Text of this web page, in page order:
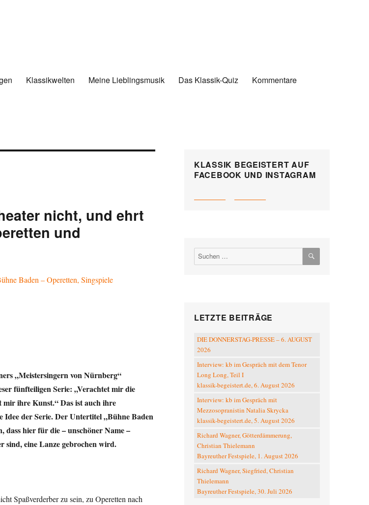
Klassikwelten Meine Lieblingsmusik Das Klassik-Quiz
Kommentare
nicht, und ehrt
und
„Meistersingern von Nürnberg“
fünfteiligen Serie: „Verachtet mir die
ihre Kunst.“ Das ist auch ihre
der Serie. Der Untertitel „Bühne Baden
dass hier für die – unschöner Name –
sind, eine Lanze gebrochen wird.
Spaßverderber zu sein, zu Operetten nach
KLASSIK BEGEISTERT AUF
FACEBOOK UND INSTAGRAM
Suchen
SUCHEN
LETZTE BEITRÄGE
DIE DONNERSTAG-PRESSE – 6. AUGUST
2026
Interview: kb im Gespräch mit dem Tenor
Long Long, Teil I
klassik-begeistert.de, 6. August 2026
Interview: kb im Gespräch mit
Mezzosopranistin Natalia Skrycka
klassik-begeistert.de, 5. August 2026
Richard Wagner, Götterdämmerung,
Christian Thielemann
Bayreuther Festspiele, 1. August 2026
Richard Wagner, Siegfried, Christian
Thielemann
Bayreuther Festspiele, 30. Juli 2026